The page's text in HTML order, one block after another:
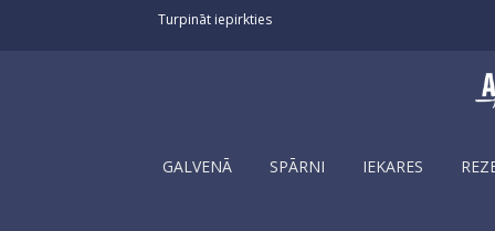
Turpināt iepirkties
GALVENĀ SPĀRNI IEKARES